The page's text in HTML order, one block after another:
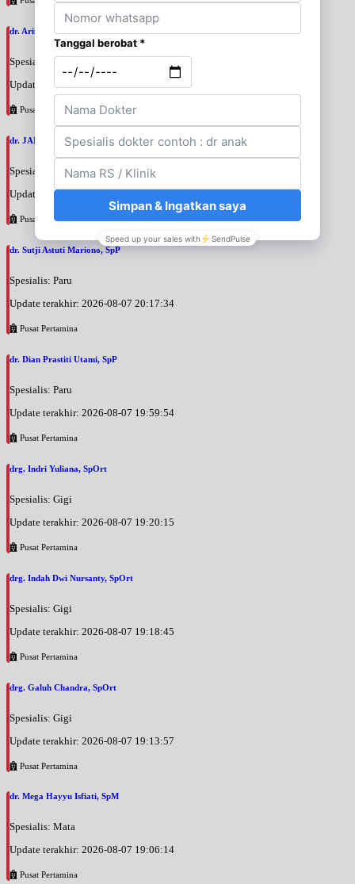
dr. Arini Purwono, SpP
Spesialis: Paru
Update terakhir: 2026-08-07 20:25:58
Pusat Pertamina
dr. JANUAR HABIBI, SpP
Spesialis: Paru
Update terakhir: 2026-08-07 20:23:50
Pusat Pertamina
dr. Sutji Astuti Mariono, SpP
Spesialis: Paru
Update terakhir: 2026-08-07 20:17:34
Pusat Pertamina
dr. Dian Prastiti Utami, SpP
Spesialis: Paru
Update terakhir: 2026-08-07 19:59:54
Pusat Pertamina
drg. Indri Yuliana, SpOrt
Spesialis: Gigi
Update terakhir: 2026-08-07 19:20:15
Pusat Pertamina
drg. Indah Dwi Nursanty, SpOrt
Spesialis: Gigi
Update terakhir: 2026-08-07 19:18:45
Pusat Pertamina
drg. Galuh Chandra, SpOrt
Spesialis: Gigi
Update terakhir: 2026-08-07 19:13:57
Pusat Pertamina
dr. Mega Hayyu Isfiati, SpM
Spesialis: Mata
Update terakhir: 2026-08-07 19:06:14
Pusat Pertamina